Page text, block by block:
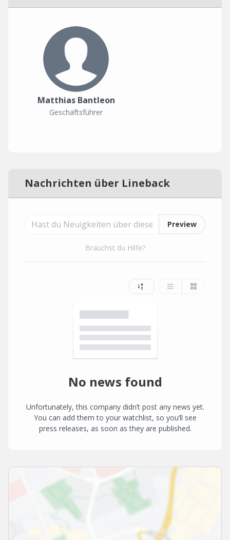
Matthias Bantleon
Geschäftsführer
Nachrichten über Lineback
Preview
Brauchst du Hilfe?
No news found
Unfortunately, this company didn’t post any news yet.
You can add them to your watchlist, so you’ll see
press releases, as soon as they are published.